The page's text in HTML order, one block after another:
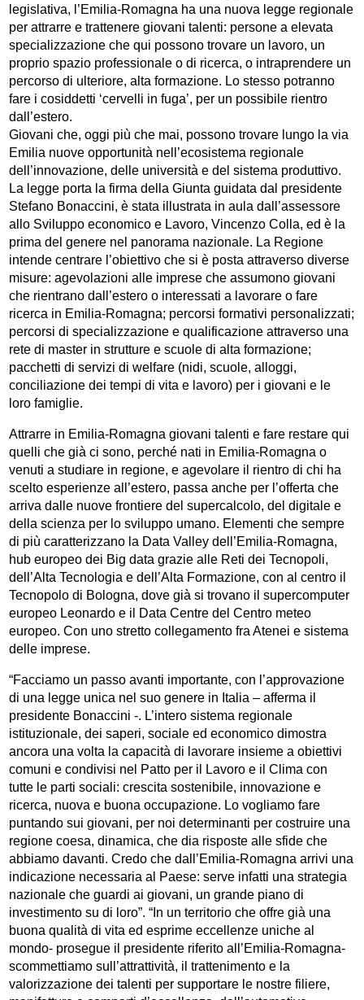
legislativa, l’Emilia-Romagna ha una nuova legge regionale
per attrarre e trattenere giovani talenti: persone a elevata
specializzazione che qui possono trovare un lavoro, un
proprio spazio professionale o di ricerca, o intraprendere un
percorso di ulteriore, alta formazione. Lo stesso potranno
fare i cosiddetti ‘cervelli in fuga’, per un possibile rientro
dall’estero.
Giovani che, oggi più che mai, possono trovare lungo la via
Emilia nuove opportunità nell’ecosistema regionale
dell’innovazione, delle università e del sistema produttivo.
La legge porta la firma della Giunta guidata dal presidente
Stefano Bonaccini, è stata illustrata in aula dall’assessore
allo Sviluppo economico e Lavoro, Vincenzo Colla, ed è la
prima del genere nel panorama nazionale. La Regione
intende centrare l’obiettivo che si è posta attraverso diverse
misure: agevolazioni alle imprese che assumono giovani
che rientrano dall’estero o interessati a lavorare o fare
ricerca in Emilia-Romagna; percorsi formativi personalizzati;
percorsi di specializzazione e qualificazione attraverso una
rete di master in strutture e scuole di alta formazione;
pacchetti di servizi di welfare (nidi, scuole, alloggi,
conciliazione dei tempi di vita e lavoro) per i giovani e le
loro famiglie.
Attrarre in Emilia-Romagna giovani talenti e fare restare qui
quelli che già ci sono, perché nati in Emilia-Romagna o
venuti a studiare in regione, e agevolare il rientro di chi ha
scelto esperienze all’estero, passa anche per l’offerta che
arriva dalle nuove frontiere del supercalcolo, del digitale e
della scienza per lo sviluppo umano. Elementi che sempre
di più caratterizzano la Data Valley dell’Emilia-Romagna,
hub europeo dei Big data grazie alle Reti dei Tecnopoli,
dell’Alta Tecnologia e dell’Alta Formazione, con al centro il
Tecnopolo di Bologna, dove già si trovano il supercomputer
europeo Leonardo e il Data Centre del Centro meteo
europeo. Con uno stretto collegamento fra Atenei e sistema
delle imprese.
“Facciamo un passo avanti importante, con l’approvazione
di una legge unica nel suo genere in Italia – afferma il
presidente Bonaccini -. L’intero sistema regionale
istituzionale, dei saperi, sociale ed economico dimostra
ancora una volta la capacità di lavorare insieme a obiettivi
comuni e condivisi nel Patto per il Lavoro e il Clima con
tutte le parti sociali: crescita sostenibile, innovazione e
ricerca, nuova e buona occupazione. Lo vogliamo fare
puntando sui giovani, per noi determinanti per costruire una
regione coesa, dinamica, che dia risposte alle sfide che
abbiamo davanti. Credo che dall’Emilia-Romagna arrivi una
indicazione necessaria al Paese: serve infatti una strategia
nazionale che guardi ai giovani, un grande piano di
investimento su di loro”. “In un territorio che offre già una
buona qualità di vita ed esprime eccellenze uniche al
mondo- prosegue il presidente riferito all’Emilia-Romagna-
scommettiamo sull’attrattività, il trattenimento e la
valorizzazione dei talenti per supportare le nostre filiere,